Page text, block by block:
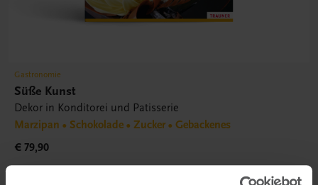
Gastronomie
Süße Kunst
Dekor in Konditorei und Patisserie
Marzipan • Schokolade • Zucker • Gebackenes
€ 79,90